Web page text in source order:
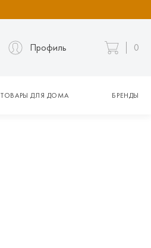
Профиль 0
ТОВАРЫ ДЛЯ ДОМА БРЕНДЫ